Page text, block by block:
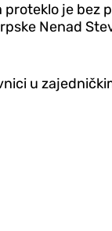
je bez
Nenad
u